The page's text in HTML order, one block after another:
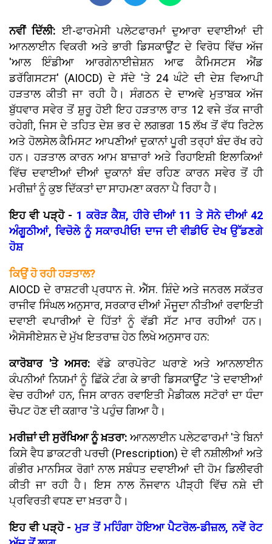
ਨਵੀਂ ਦਿੱਲੀ:ਈ-ਫਾਰਮੇਸੀ ਪਲੇਟਫਾਰਮਾਂ ਦੁਆਰਾ ਦਵਾਈਆਂ ਦੀ
ਆਨਲਾਈਨ ਵਿਕਰੀ ਅਤੇ ਭਾਰੀ ਡਿਸਕਾਊਂਟ ਦੇ ਵਿਰੋਧ ਵਿੱਚ ਅੱਜ
'ਆਲ ਇੰਡੀਆ ਆਰਗੇਨਾਈਜ਼ੇਸ਼ਨ ਆਫ ਕੈਮਿਸਟਸ ਐਂਡ
ਡਰੱਗਿਸਟਸ' (AIOCD) ਦੇ ਸੱਦੇ 'ਤੇ 24 ਘੰਟੇ ਦੀ ਦੇਸ਼ ਵਿਆਪੀ
ਹੜਤਾਲ ਕੀਤੀ ਜਾ ਰਹੀ ਹੈ। ਸੰਗਠਨ ਦੇ ਦਾਅਵੇ ਮੁਤਾਬਕ ਅੱਜ
ਬੁੱਧਵਾਰ ਸਵੇਰ ਤੋਂ ਸ਼ੁਰੂ ਹੋਈ ਇਹ ਹੜਤਾਲ ਰਾਤ 12 ਵਜੇ ਤੱਕ ਜਾਰੀ
ਰਹੇਗੀ, ਜਿਸ ਦੇ ਤਹਿਤ ਦੇਸ਼ ਭਰ ਦੇ ਲਗਭਗ 15 ਲੱਖ ਤੋਂ ਵੱਧ ਰਿਟੇਲ
ਅਤੇ ਹੋਲਸੇਲ ਕੈਮਿਸਟ ਆਪਣੀਆਂ ਦੁਕਾਨਾਂ ਪੂਰੀ ਤਰ੍ਹਾਂ ਬੰਦ ਰੱਖ ਰਹੇ
ਹਨ। ਹੜਤਾਲ ਕਾਰਨ ਆਮ ਬਾਜ਼ਾਰਾਂ ਅਤੇ ਰਿਹਾਇਸ਼ੀ ਇਲਾਕਿਆਂ
ਵਿੱਚ ਦਵਾਈਆਂ ਦੀਆਂ ਦੁਕਾਨਾਂ ਬੰਦ ਰਹਿਣ ਕਾਰਨ ਸਵੇਰ ਤੋਂ ਹੀ
ਮਰੀਜ਼ਾਂ ਨੂੰ ਕੁਝ ਦਿੱਕਤਾਂ ਦਾ ਸਾਹਮਣਾ ਕਰਨਾ ਪੈ ਰਿਹਾ ਹੈ।
ਇਹ ਵੀ ਪੜ੍ਹੋ - 1 ਕਰੋੜ ਕੈਸ਼, ਹੀਰੇ ਦੀਆਂ 11 ਤੇ ਸੋਨੇ ਦੀਆਂ 42
ਅੰਗੂਠੀਆਂ, ਵਿਚੋਲੇ ਨੂੰ ਸਕਾਰਪੀਓ! ਦਾਜ ਦੀ ਵੀਡੀਓ ਦੇਖ ਉੱਡਣਗੇ
ਹੋਸ਼
ਕਿਉਂ ਹੋ ਰਹੀ ਹੜਤਾਲ?
AIOCD ਦੇ ਰਾਸ਼ਟਰੀ ਪ੍ਰਧਾਨ ਜੇ. ਐੱਸ. ਸ਼ਿੰਦੇ ਅਤੇ ਜਨਰਲ ਸਕੱਤਰ
ਰਾਜੀਵ ਸਿੰਘਲ ਅਨੁਸਾਰ, ਸਰਕਾਰ ਦੀਆਂ ਮੌਜੂਦਾ ਨੀਤੀਆਂ ਰਵਾਇਤੀ
ਦਵਾਈ ਵਪਾਰੀਆਂ ਦੇ ਹਿੱਤਾਂ ਨੂੰ ਵੱਡੀ ਸੱਟ ਮਾਰ ਰਹੀਆਂ ਹਨ।
ਐਸੋਸੀਏਸ਼ਨ ਦੇ ਮੁੱਖ ਇਤਰਾਜ਼ ਹੇਠ ਲਿਖੇ ਅਨੁਸਾਰ ਹਨ:
ਕਾਰੋਬਾਰ 'ਤੇ ਅਸਰ: ਵੱਡੇ ਕਾਰਪੋਰੇਟ ਘਰਾਣੇ ਅਤੇ ਆਨਲਾਈਨ
ਕੰਪਨੀਆਂ ਨਿਯਮਾਂ ਨੂੰ ਛਿੱਕੇ ਟੰਗ ਕੇ ਭਾਰੀ ਡਿਸਕਾਊਂਟ 'ਤੇ ਦਵਾਈਆਂ
ਵੇਚ ਰਹੀਆਂ ਹਨ, ਜਿਸ ਕਾਰਨ ਰਵਾਇਤੀ ਮੈਡੀਕਲ ਸਟੋਰਾਂ ਦਾ ਧੰਦਾ
ਚੌਪਟ ਹੋਣ ਦੀ ਕਗਾਰ 'ਤੇ ਪਹੁੰਚ ਗਿਆ ਹੈ।
ਮਰੀਜ਼ਾਂ ਦੀ ਸੁਰੱਖਿਆ ਨੂੰ ਖ਼ਤਰਾ:ਆਨਲਾਈਨ ਪਲੇਟਫਾਰਮਾਂ 'ਤੇ ਬਿਨਾਂ
ਕਿਸੇ ਵੈਧ ਡਾਕਟਰੀ ਪਰਚੀ (Prescription) ਦੇ ਵੀ ਨਸ਼ੀਲੀਆਂ ਅਤੇ
ਗੰਭੀਰ ਮਾਨਸਿਕ ਰੋਗਾਂ ਨਾਲ ਸਬੰਧਤ ਦਵਾਈਆਂ ਦੀ ਹੋਮ ਡਿਲੀਵਰੀ
ਕੀਤੀ ਜਾ ਰਹੀ ਹੈ। ਇਸ ਨਾਲ ਨੌਜਵਾਨ ਪੀੜ੍ਹੀ ਵਿੱਚ ਨਸ਼ੇ ਦੀ
ਪ੍ਰਵਿਰਤੀ ਵਧਣ ਦਾ ਖ਼ਤਰਾ ਹੈ।
ਇਹ ਵੀ ਪੜ੍ਹੋ -ਮੁੜ ਤੋਂ ਮਹਿੰਗਾ ਹੋਇਆ ਪੈਟਰੋਲ-ਡੀਜ਼ਲ, ਨਵੇਂ ਰੇਟ